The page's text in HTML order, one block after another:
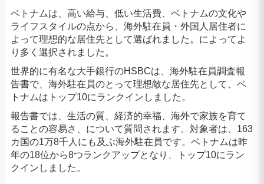
ベトナムは、高い給与、低い生活費、ベトナムの文化や
ライフスタイルの点から、海外駐在員・外国人居住者に
よって理想的な居住先として選ばれました。によってよ
り多く選択されました。
世界的に有名な大手銀行のHSBCは、海外駐在員調査報
告書で、海外駐在員のとって理想敵な居住先として、ベ
トナムはトップ10にランクインしました。
報告書では、生活の質、経済的幸福、海外で家族を育て
ることの容易さ、について質問されます。対象者は、163
カ国の1万8千人にも及ぶ海外駐在員です。 ベトナムは昨
年の18位から8つランクアップとなり、トップ10にラン
クインしました。